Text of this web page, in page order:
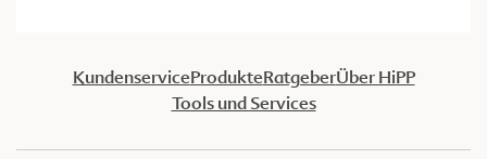
KundenserviceProdukteRatgeberÜber HiPP
Tools und Services